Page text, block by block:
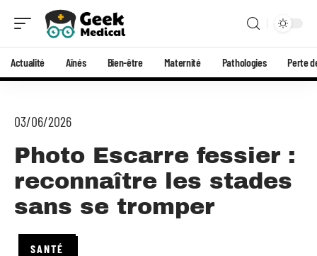
Actualité Aînés Bien-être Maternité Pathologies Perte
03/06/2026
Photo Escarre fessier :
reconnaître les stades
sans se tromper
SANTÉ